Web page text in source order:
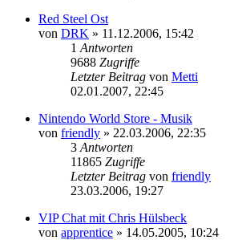
Red Steel Ost
von DRK » 11.12.2006, 15:42
1Antworten
9688 Zugriffe
Letzter Beitrag von Metti
02.01.2007, 22:45
Nintendo World Store - Musik
von friendly » 22.03.2006, 22:35
3Antworten
11865 Zugriffe
Letzter Beitrag von friendly
23.03.2006, 19:27
VIP Chat mit Chris Hülsbeck
von apprentice » 14.05.2005, 10:24